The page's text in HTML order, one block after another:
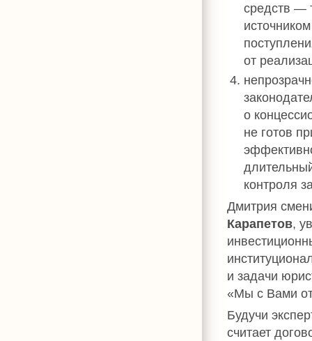
средств —
от
о
не готов
контроля
Дмитрия
Карапетов,
и задачи
«Мы с Вами
Будучи
считает